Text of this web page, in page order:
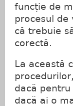
funcție de
procesul de
că trebuie
corectă.
La această
dacă
dacă ai o